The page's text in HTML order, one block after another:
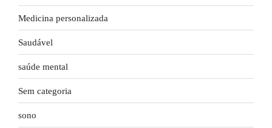
Medicina personalizada
Saudável
saúde mental
Sem categoria
sono